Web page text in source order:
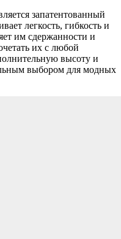
запатентованный
легкость, гибкость и
им сдержанности и
их с любой
высоту и
выбором для модных